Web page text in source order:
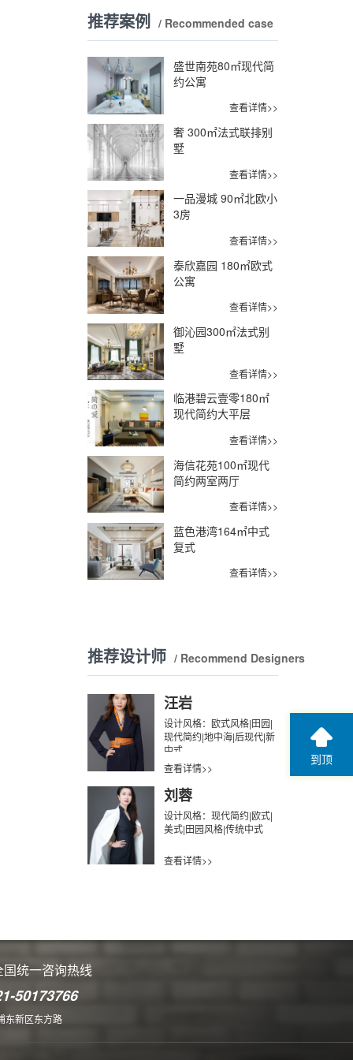
推荐案例 / Recommended case
盛世南苑80㎡现代简
约公寓
查看详情>>
奢 300㎡法式联排别
墅
查看详情>>
一品漫城 90㎡北欧小
3房
查看详情>>
泰欣嘉园 180㎡欧式
公寓
查看详情>>
御沁园300㎡法式别
墅
查看详情>>
临港碧云壹零180㎡
现代简约大平层
查看详情>>
海信花苑100㎡现代
简约两室两厅
查看详情>>
蓝色港湾164㎡中式
复式
查看详情>>
推荐设计师 / Recommend Designers
汪岩
设计风格：欧式风格|田园|
现代简约|地中海|后现代|新
中式
查看详情>>
刘蓉
设计风格：现代简约|欧式|
美式|田园风格|传统中式
查看详情>>
国统一咨询热线
50173766
东新区东方路
到顶